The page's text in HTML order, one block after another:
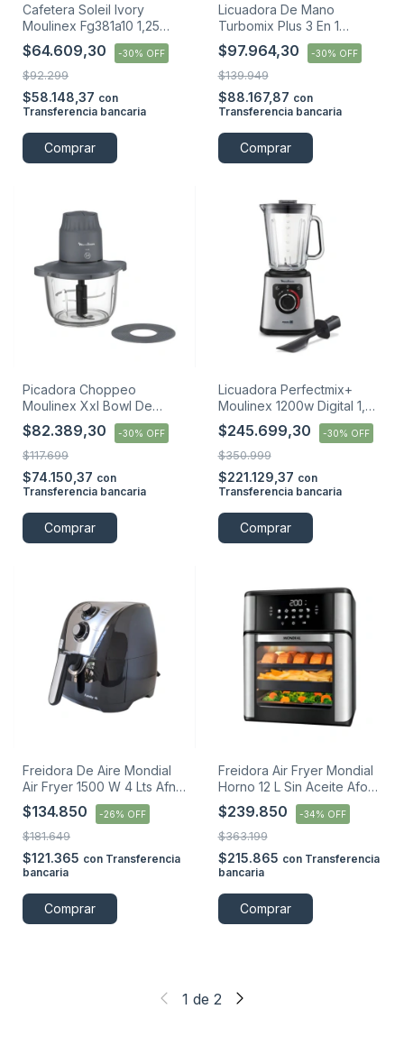
Cafetera Soleil Ivory
Moulinex Fg381a10 1,25
Litros
$64.609,30 -30% OFF
$92.299
$58.148,37 con
Transferencia bancaria
Comprar
Licuadora De Mano
Turbomix Plus 3 En 1
Moulinex Inox Negro
$97.964,30 -30% OFF
$139.949
$88.167,87 con
Transferencia bancaria
Comprar
Picadora Choppeo
Moulinex Xxl Bowl De
Vidrio 500w 1 Litro
$82.389,30 -30% OFF
$117.699
$74.150,37 con
Transferencia bancaria
Comprar
Licuadora Perfectmix+
Moulinex 1200w Digital 1,5
Litros
$245.699,30 -30% OFF
$350.999
$221.129,37 con
Transferencia bancaria
Comprar
Freidora De Aire Mondial
Air Fryer 1500 W 4 Lts Afn-
40
$134.850 -26% OFF
$181.649
$121.365 con Transferencia
bancaria
Comprar
Freidora Air Fryer Mondial
Horno 12 L Sin Aceite Afon-
12l-bi
$239.850 -34% OFF
$363.199
$215.865 con Transferencia
bancaria
Comprar
1 de 2